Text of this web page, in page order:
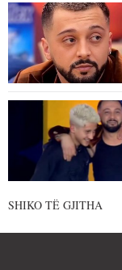
SHIKO TË GJITHA